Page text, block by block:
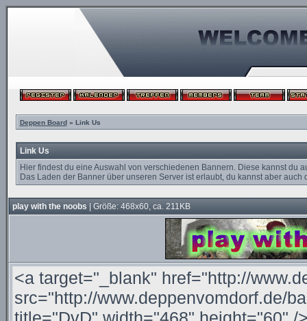
Deppen Board» Link Us
Link Us
Hier findest du eine Auswahl von verschiedenen Bannern. Diese kannst
Das Laden der Banner über unseren Server ist erlaubt, du kannst aber
play with the noobs | Größe: 468x60, ca. 211KB